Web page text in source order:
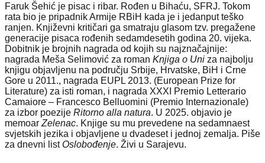
Faruk Šehić je pisac i ribar. Rođen u Bihaću, SFRJ. Tokom
rata bio je pripadnik Armije RBiH kada je i jedanput teško
ranjen. Književni kritičari ga smatraju glasom tzv. pregažene
generacije pisaca rođenih sedamdesetih godina 20. vijeka.
Dobitnik je brojnih nagrada od kojih su najznačajnije:
nagrada Meša Selimović za roman Knjiga o Uni za najbolju
knjigu objavljenu na području Srbije, Hrvatske, BiH i Crne
Gore u 2011., nagrada EUPL 2013. (European Prize for
Literature) za isti roman, i nagrada XXXI Premio Letterario
Camaiore – Francesco Belluomini (Premio Internazionale)
za izbor poezije Ritorno alla natura. U 2025. objavio je
memoar Zelenac. Knjige su mu prevedene na sedamnaest
svjetskih jezika i objavljene u dvadeset i jednoj zemalja. Piše
za dnevni list Oslobođenje. Živi u Sarajevu.